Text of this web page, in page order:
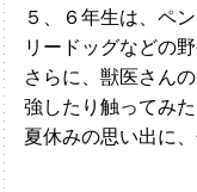
５、６年生は、ペ
リードッグなどの
さらに、獣医さん
強したり触ってみ
夏休みの思い出に